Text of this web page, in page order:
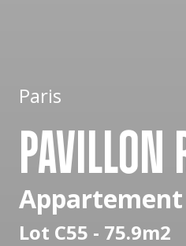
Paris
PAVILLON
Lot C55 - 75.9m2